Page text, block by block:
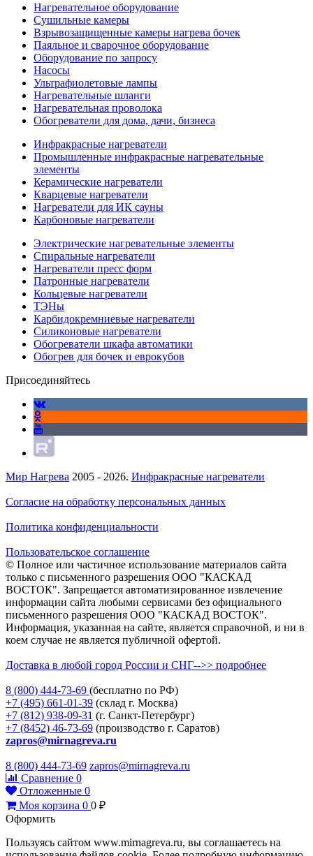
Нагревательное оборудование
Сушильные камеры
Взрывозащищенные камеры нагрева бочек
Паяльное и сварочное оборудование
Оборудование по запросу
Насосы
Ультрафиолетовые лампы
Нагревательные шланги
Нагревательная проволока
Обогреватели для дома, дачи, бизнеса
Инфракрасные нагреватели
Промышленные инфракрасные нагревательные
элементы
Керамические нагреватели
Кварцевые нагреватели
Нагреватели для ИК сауны
Карбоновые нагреватели
Электрические нагревательные элементы
Спиральные нагреватели
Нагреватели пресс форм
Патронные нагреватели
Кольцевые нагреватели
ТЭНы
Карбидокремниевые нагреватели
Силиконовые нагреватели
Обогреватели шкафа автоматики
Обогрев для бочек и еврокубов
Присоединяйтесь
Мир Нагрева 2005 - 2026. Инфракрасные нагреватели
Согласие на обработку персональных данных
Политика конфиденциальности
Пользовательское соглашение
© Полное или частичное использование материалов сайта
только с письменного разрешения ООО "КАСКАД
ВОСТОК". Запрещается автоматизированное извлечение
информации сайта любыми сервисами без официального
письменного разрешения ООО "КАСКАД ВОСТОК".
Информация, указанная на сайте, является справочной, и ни в
коем случае не является публичной офертой.
Доставка в любой город России и СНГ-->> подробнее
8 (800) 444-73-69 (бесплатно по РФ)
+7 (495) 661-01-39 (склад г. Москва)
+7 (812) 938-09-31 (г. Санкт-Петербург)
+7 (8452) 46-73-69 (производство г. Саратов)
zapros@mirnagreva.ru
8 (800) 444-73-69 zapros@mirnagreva.ru
Сравнение 0
Отложенные 0
Моя корзина 0 0 ₽
Оформить
Пользуясь сайтом www.mirnagreva.ru, вы соглашаетесь на